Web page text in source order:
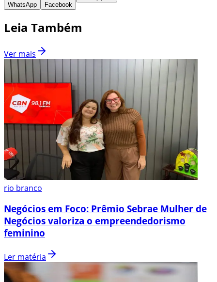
WhatsApp Facebook
Leia Também
Ver mais
rio branco
Negócios em Foco: Prêmio Sebrae Mulher de
Negócios valoriza o empreendedorismo
feminino
Ler matéria